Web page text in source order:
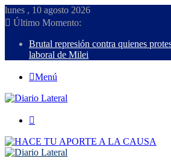
lunes , 10 agosto 2026
Último Momento:
Brutal represión contra quienes
laboral de Milei
Menú